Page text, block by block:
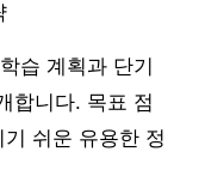
습 계획과 단기
합니다. 목표 점
쉬운 유용한 정